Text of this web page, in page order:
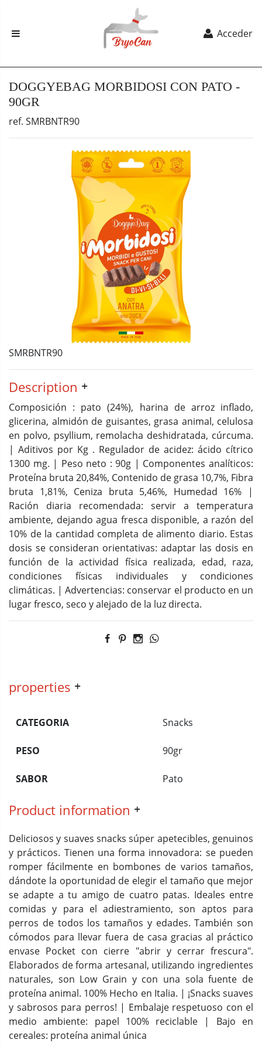
Acceder
DOGGYEBAG MORBIDOSI CON PATO -
90GR
ref. SMRBNTR90
SMRBNTR90
Description
Composición : pato (24%), harina de arroz inflado,
glicerina, almidón de guisantes, grasa animal, celulosa
en polvo, psyllium, remolacha deshidratada, cúrcuma.
| Aditivos por Kg . Regulador de acidez: ácido cítrico
1300 mg. | Peso neto : 90g | Componentes analíticos:
Proteína bruta 20,84%, Contenido de grasa 10,7%, Fibra
bruta 1,81%, Ceniza bruta 5,46%, Humedad 16% |
Ración diaria recomendada: servir a temperatura
ambiente, dejando agua fresca disponible, a razón del
10% de la cantidad completa de alimento diario. Estas
dosis se consideran orientativas: adaptar las dosis en
función de la actividad física realizada, edad, raza,
condiciones físicas individuales y condiciones
climáticas. | Advertencias: conservar el producto en un
lugar fresco, seco y alejado de la luz directa.
properties
CATEGORIA Snacks
PESO 90gr
SABOR Pato
Product information
Deliciosos y suaves snacks súper apetecibles, genuinos
y prácticos. Tienen una forma innovadora: se pueden
romper fácilmente en bombones de varios tamaños,
dándote la oportunidad de elegir el tamaño que mejor
se adapte a tu amigo de cuatro patas. Ideales entre
comidas y para el adiestramiento, son aptos para
perros de todos los tamaños y edades. También son
cómodos para llevar fuera de casa gracias al práctico
envase Pocket con cierre "abrir y cerrar frescura".
Elaborados de forma artesanal, utilizando ingredientes
naturales, son Low Grain y con una sola fuente de
proteína animal. 100% Hecho en Italia. | ¡Snacks suaves
y sabrosos para perros! | Embalaje respetuoso con el
medio ambiente: papel 100% reciclable | Bajo en
cereales: proteína animal única